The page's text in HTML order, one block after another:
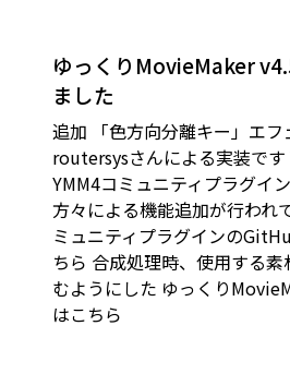
ゆっくりMovieMaker
ました
追加 「色方向分離キー」エフ
routersysさんによる実装です
YMM4コミュニティプラグイ
方々による機能追加が行われ
ミュニティプラグインの
ちら 合成処理時、使用する
むようにした ゆっくり
はこちら